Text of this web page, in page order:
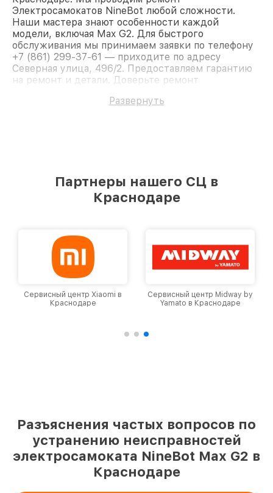
Электросамокатов NineBot любой сложности.
Наши мастера знают особенности каждой
модели, включая Max G2. Для быстрого
обслуживания мы принимаем заявки по телефону
+7 (861) 299-37-61 — приходите по адресу
Северная улица, 496/2. Предоставляем гарантию
на ремонт и детали. Доверьте ремонт
Развернуть
Партнеры нашего СЦ в
Краснодаре
Сервисный центр Xiaomi в
Краснодаре
Сервисный центр Midway by
Yamato в Краснодаре
Разъяснения частых вопросов по
устранению неисправностей
электросамоката NineBot Max G2 в
Краснодаре